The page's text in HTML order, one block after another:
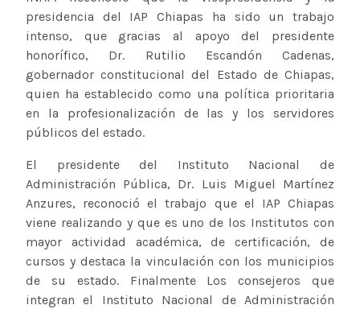
presidencia del IAP Chiapas ha sido un trabajo
intenso, que gracias al apoyo del presidente
honorífico, Dr. Rutilio Escandón Cadenas,
gobernador constitucional del Estado de Chiapas,
quien ha establecido como una política prioritaria
en la profesionalización de las y los servidores
públicos del estado.
El presidente del Instituto Nacional de
Administración Pública, Dr. Luis Miguel Martínez
Anzures, reconoció el trabajo que el IAP Chiapas
viene realizando y que es uno de los Institutos con
mayor actividad académica, de certificación, de
cursos y destaca la vinculación con los municipios
de su estado. Finalmente Los consejeros que
integran el Instituto Nacional de Administración